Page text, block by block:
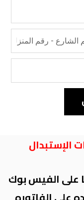
الإستبدال
على الفيس بوك